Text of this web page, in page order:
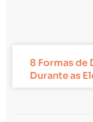
8 Formas de
Durante as